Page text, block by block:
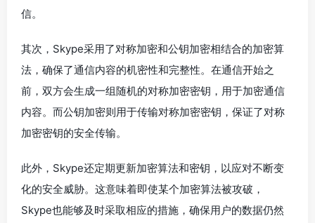
信。
其次，Skype采用了对称加密和公钥加密相结合的加密算
法，确保了通信内容的机密性和完整性。在通信开始之
前，双方会生成一组随机的对称加密密钥，用于加密通信
内容。而公钥加密则用于传输对称加密密钥，保证了对称
加密密钥的安全传输。
此外，Skype还定期更新加密算法和密钥，以应对不断变
化的安全威胁。这意味着即使某个加密算法被攻破，
Skype也能够及时采取相应的措施，确保用户的数据仍然